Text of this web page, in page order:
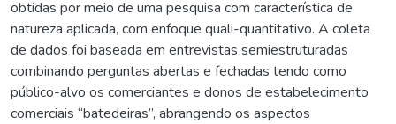
obtidas por meio de uma pesquisa com característica de
natureza aplicada, com enfoque quali-quantitativo. A coleta
de dados foi baseada em entrevistas semiestruturadas
combinando perguntas abertas e fechadas tendo como
público-alvo os comerciantes e donos de estabelecimento
comerciais “batedeiras”, abrangendo os aspectos